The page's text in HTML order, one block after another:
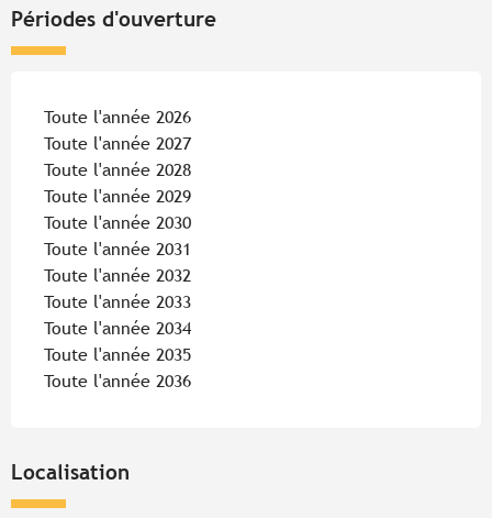
Périodes d'ouverture
Toute l'année 2026
Toute l'année 2027
Toute l'année 2028
Toute l'année 2029
Toute l'année 2030
Toute l'année 2031
Toute l'année 2032
Toute l'année 2033
Toute l'année 2034
Toute l'année 2035
Toute l'année 2036
Localisation